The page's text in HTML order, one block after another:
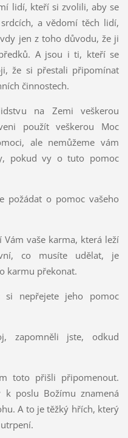
lidí, kteří si zvolili, aby se
a vědomí těch lidí,
jen z toho důvodu, že ji
A jsou i ti, kteří se
že si přestali připomínat
činnostech.
na Zemi veškerou
použít veškerou Moc
ale nemůžeme vám
pokud vy o tuto pomoc
požádat o pomoc vašeho
vaše karma, která leží
co musíte udělat, je
karmu překonat.
si nepřejete jeho pomoc
zapomněli jste, odkud
toto přišli připomenout.
k poslu Božímu znamená
A to je těžký hřích, který